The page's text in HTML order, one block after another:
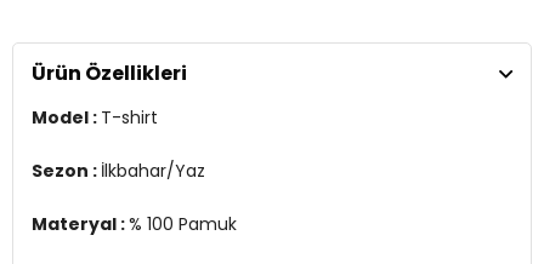
Manken Ölçüsü :Boy 1.88 cm / Göğüs 99 cm / Bel 77 cm / Kalça
3DY15902434.69
Ürün Özellikleri
Model : T-shirt
Sezon : İlkbahar/Yaz
Materyal :% 100 Pamuk